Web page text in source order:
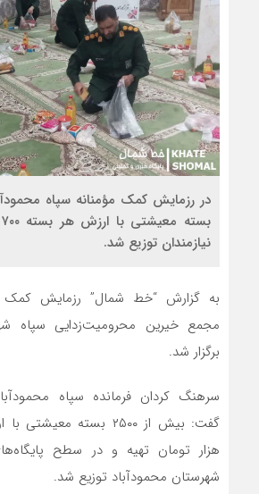
نیازمندان توزیع شد.
به گزارش “خط شمال” رزمایش کمک
مجمع خیرین محرومیت‌زدایی سپاه
برگزار شد.
سرهنگ کردان فرمانده سپاه
هزار تومان تهیه و در سطح
شهرستان محمودآباد توزیع شد.